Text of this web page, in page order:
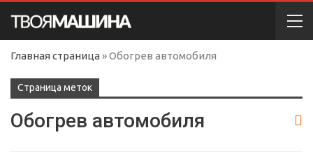
Главная страница »Обогрев автомобиля
Cтраница меток
Обогрев автомобиля